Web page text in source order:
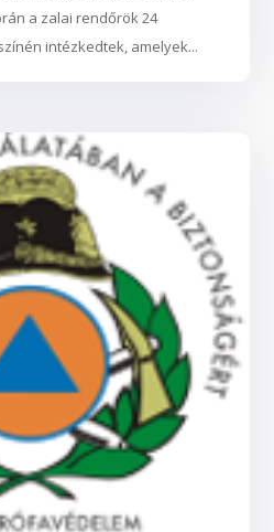
a zalai rendőrök 24
intézkedtek, amelyek...